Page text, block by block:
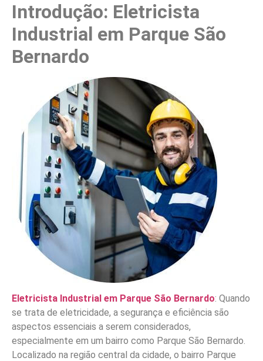
Introdução: Eletricista
Industrial em Parque São
Bernardo
Eletricista Industrial em Parque São Bernardo: Quando
se trata de eletricidade, a segurança e eficiência são
aspectos essenciais a serem considerados,
especialmente em um bairro como Parque São Bernardo.
Localizado na região central da cidade, o bairro Parque